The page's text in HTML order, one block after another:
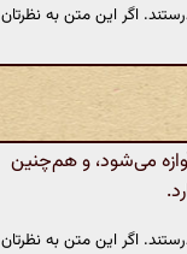
اگر این متن به نظرتان
می‌شود، و هم‌چنین
اگر این متن به نظرتان